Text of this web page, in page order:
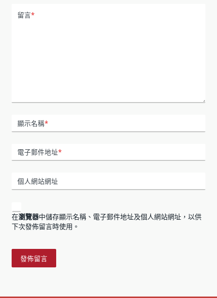
留言*
顯示名稱*
電子郵件地址*
個人網站網址
在瀏覽器中儲存顯示名稱、電子郵件地址及個人網站網址，以供
下次發佈留言時使用。